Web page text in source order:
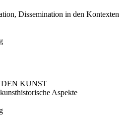
Dissemination in den Kontexten
KUNST
Aspekte